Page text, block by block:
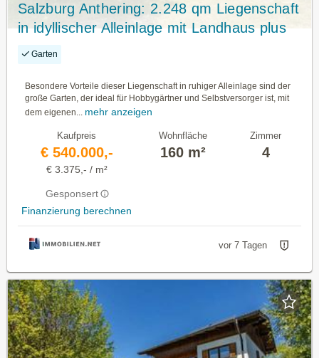
Salzburg Anthering: 2.248 qm Liegenschaft
in idyllischer Alleinlage mit Landhaus plus
Nebengebäude
Garten
Besondere Vorteile dieser Liegenschaft in ruhiger Alleinlage sind der
große Garten, der ideal für Hobbygärtner und Selbstversorger ist, mit
dem eigenen... mehr anzeigen
Kaufpreis
€ 540.000,-
€ 3.375,- / m²
Gesponsert
Finanzierung berechnen
Wohnfläche
160 m²
Zimmer
4
vor 7 Tagen